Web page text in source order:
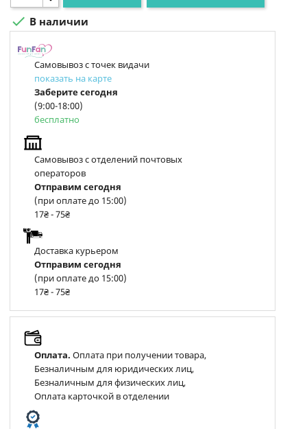
 В наличии
Самовывоз с точек видачи
показать на карте
Заберите сегодня
(9:00-18:00)
бесплатно
Самовывоз с отделений почтовых
операторов
Отправим сегодня
(при оплате до 15:00)
17₴ - 75₴
Доставка курьером
Отправим сегодня
(при оплате до 15:00)
17₴ - 75₴
Оплата. Оплата при получении товара,
Безналичным для юридических лиц,
Безналичным для физических лиц,
Оплата карточкой в отделении